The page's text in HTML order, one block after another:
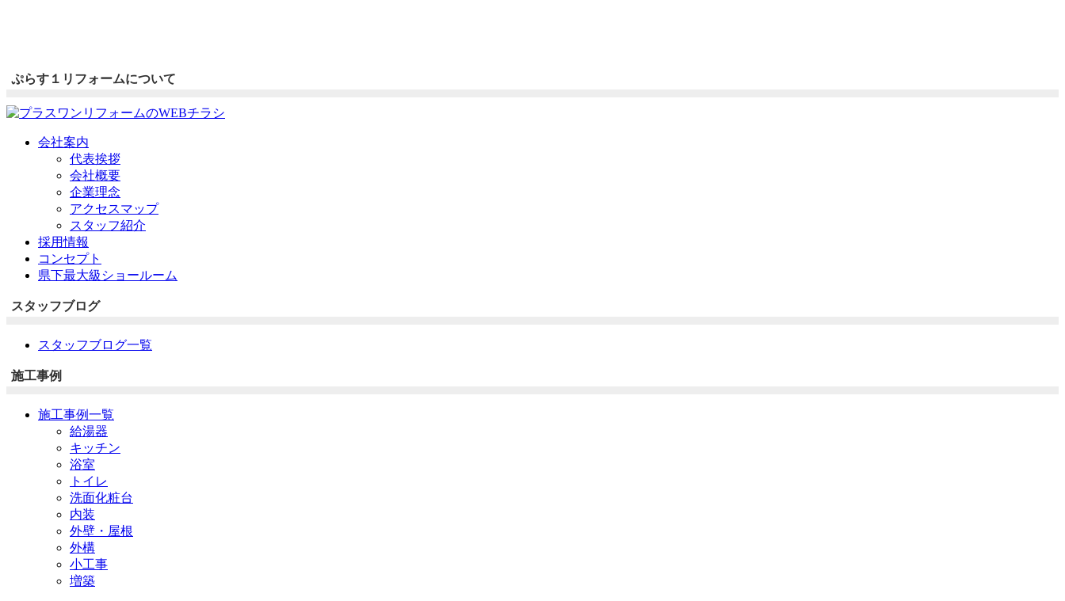
ぷらす１リフォームについて
会社案内
代表挨拶
会社概要
企業理念
アクセスマップ
スタッフ紹介
採用情報
コンセプト
県下最大級ショールーム
スタッフブログ
スタッフブログ一覧
施工事例
施工事例一覧
給湯器
キッチン
浴室
トイレ
洗面化粧台
内装
外壁・屋根
外構
小工事
増築